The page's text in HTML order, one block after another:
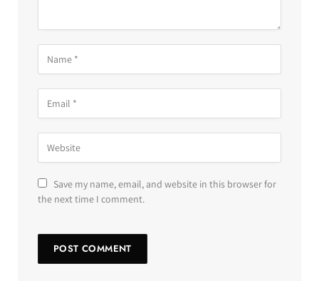
Save my name, email, and website in this browser for
the next time I comment.